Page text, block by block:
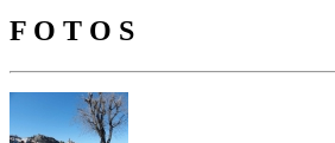
F O T O S